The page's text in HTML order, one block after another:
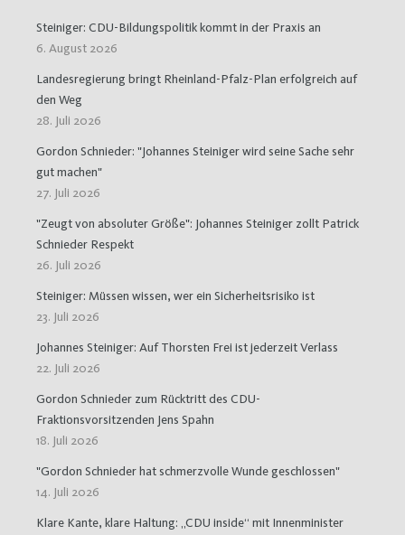
Steiniger: CDU-Bildungspolitik kommt in der Praxis an
6. August 2026
Landesregierung bringt Rheinland-Pfalz-Plan erfolgreich auf
den Weg
28. Juli 2026
Gordon Schnieder: "Johannes Steiniger wird seine Sache sehr
gut machen"
27. Juli 2026
"Zeugt von absoluter Größe": Johannes Steiniger zollt Patrick
Schnieder Respekt
26. Juli 2026
Steiniger: Müssen wissen, wer ein Sicherheitsrisiko ist
23. Juli 2026
Johannes Steiniger: Auf Thorsten Frei ist jederzeit Verlass
22. Juli 2026
Gordon Schnieder zum Rücktritt des CDU-
Fraktionsvorsitzenden Jens Spahn
18. Juli 2026
"Gordon Schnieder hat schmerzvolle Wunde geschlossen"
14. Juli 2026
Klare Kante, klare Haltung: „CDU inside“ mit Innenminister